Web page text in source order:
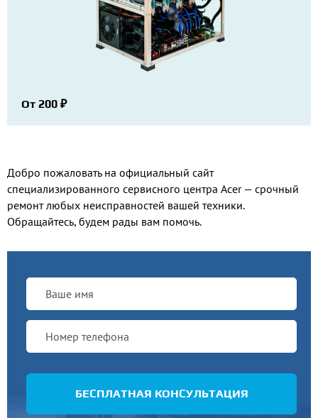
От 200 ₽
Добро пожаловать на официальный сайт
специализированного сервисного центра Acer — срочный
ремонт любых неисправностей вашей техники.
Обращайтесь, будем рады вам помочь.
БЕСПЛАТНАЯ КОНСУЛЬТАЦИЯ